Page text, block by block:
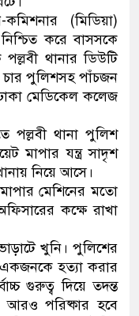
বিদেশি পিস্তল,
গ্যাংয়ের চার শিশু
প্রস্তুতিকালে
(মিডিয়া)
করে বাসসকে
থানার ডিউটি
চার পুলিশসহ পাঁচজন
মেডিকেল কলেজ
পল্লবী থানা পুলিশ
মাপার যন্ত্র সাদৃশ
নিয়ে আসে।
মেশিনের মতো
কক্ষে রাখা
খুনি। পুলিশের
একজনকে হত্যা করার
গুরুত্ব দিয়ে তদন্ত
আরও পরিষ্কার হবে